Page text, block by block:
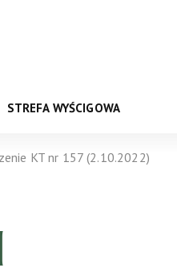
STREFA WYŚCIGOWA
KT nr 157 (2.10.2022)